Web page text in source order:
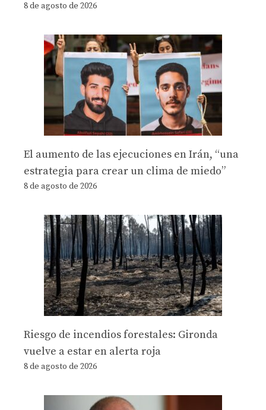
8 de agosto de 2026
El aumento de las ejecuciones en Irán, “una
estrategia para crear un clima de miedo”
8 de agosto de 2026
Riesgo de incendios forestales: Gironda
vuelve a estar en alerta roja
8 de agosto de 2026